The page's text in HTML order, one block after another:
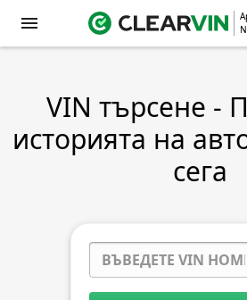
VIN търсене -
историята на
сега